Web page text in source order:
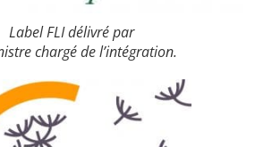
Label FLI délivré par
chargé de l’intégration.